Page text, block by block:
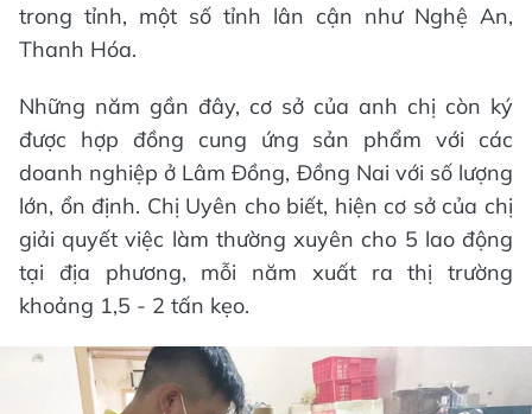
trong tỉnh, một số tỉnh lân cận như Nghệ An,
Thanh Hóa.
Những năm gần đây, cơ sở của anh chị còn ký
được hợp đồng cung ứng sản phẩm với các
doanh nghiệp ở Lâm Đồng, Đồng Nai với số lượng
lớn, ổn định. Chị Uyên cho biết, hiện cơ sở của chị
giải quyết việc làm thường xuyên cho 5 lao động
tại địa phương, mỗi năm xuất ra thị trường
khoảng 1,5 - 2 tấn kẹo.